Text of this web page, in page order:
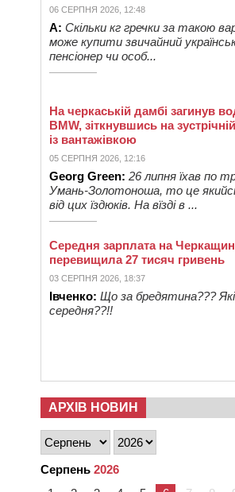
06 СЕРПНЯ 2026, 12:48
А: Скільки кг гречки за такою
може купити звичайний
пенсіонер чи особ...
На черкаській дамбі загинув
BMW, зіткнувшись на
із вантажівкою
05 СЕРПНЯ 2026, 12:16
Georg Green: 26 липня їхав по
Умань-Золотоноша, то це
від цих їздюків. На вїзді в ...
Середня зарплата на
перевищила 27 тисяч гривень
03 СЕРПНЯ 2026, 18:37
Івченко: Що за бредятина???
середня??!!
АРХІВ НОВИН
Серпень 2026